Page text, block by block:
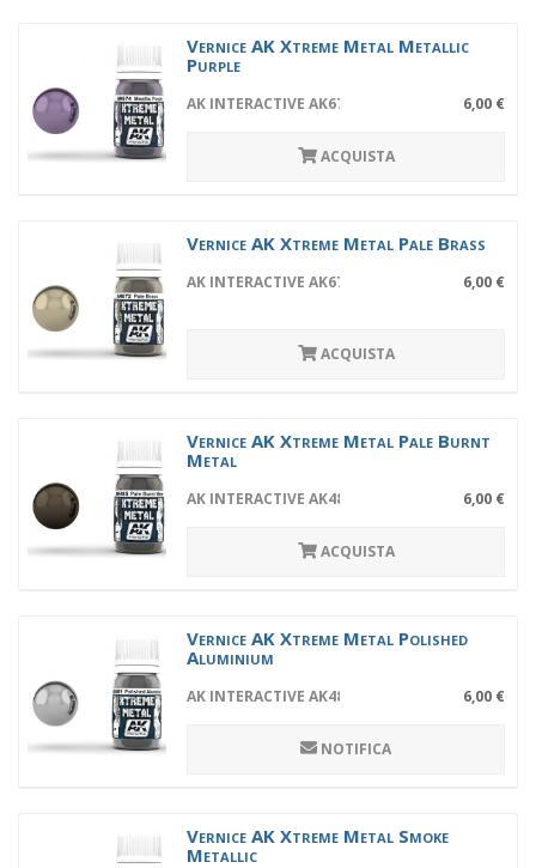
Vernice AK Xtreme Metal Metallic
Purple
AK INTERACTIVE AK674 6,00 €
ACQUISTA
Vernice AK Xtreme Metal Pale Brass
AK INTERACTIVE AK672 6,00 €
ACQUISTA
Vernice AK Xtreme Metal Pale Burnt
Metal
AK INTERACTIVE AK485 6,00 €
ACQUISTA
Vernice AK Xtreme Metal Polished
Aluminium
AK INTERACTIVE AK481 6,00 €
NOTIFICA
Vernice AK Xtreme Metal Smoke
Metallic